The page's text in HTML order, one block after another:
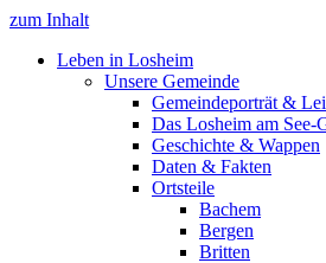
zum Inhalt
Leben in Losheim
Unsere Gemeinde
Gemeindeporträt &
Das Losheim am See-
Geschichte & Wappen
Daten & Fakten
Ortsteile
Bachem
Bergen
Britten